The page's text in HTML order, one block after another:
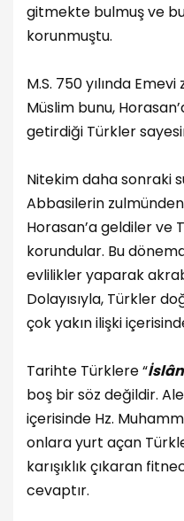
gitmekte bulmuş ve
korunmuştu.
M.S. 750 yılında Emevi
Müslim bunu,
getirdiği Türkler
Nitekim daha sonraki
Abbasilerin
Horasan’a geldiler ve
korundular. Bu
evlilikler yaparak
Dolayısıyla, Türkler
çok yakın ilişki
Tarihte Türklere “
boş bir söz değildir.
içerisinde Hz.
onlara yurt açan
karışıklık çıkaran
cevaptır.